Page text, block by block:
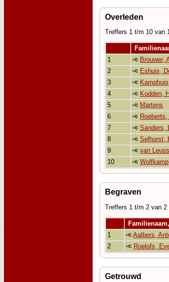
Overleden
Treffers 1 t/m 10 van
1
Brouwer,
2
Eshuis,
3
4
Kodden,
5
Martens
6
7
Sanders,
8
Selhorst,
9
van
10
Begraven
Treffers 1 t/m 2 van 2
1
Aalbers,
2
Roelofs,
Getrouwd